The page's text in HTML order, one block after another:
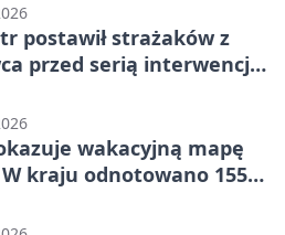
postawił strażaków z
przed serią interwencji -
wakacyjną mapę
kraju odnotowano 155